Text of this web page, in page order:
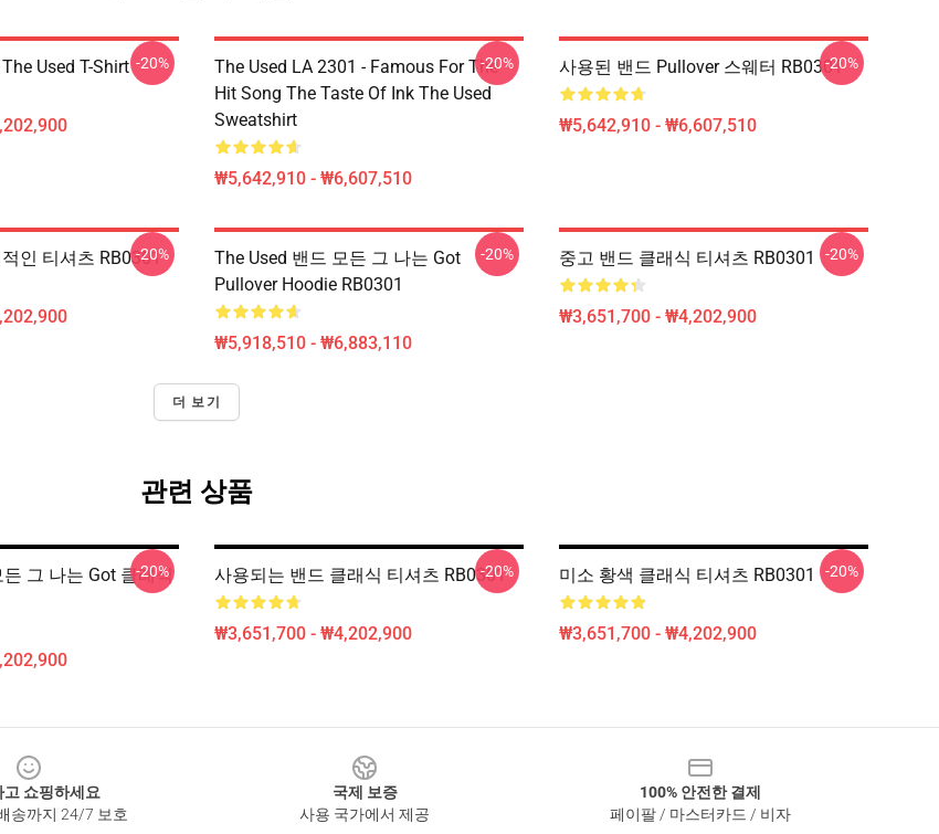
Used T-Shirt -20%
The Used LA 2301 - Famous For The
Hit Song The Taste Of Ink The Used
Sweatshirt
₩5,642,910 - ₩6,607,510
-20% 사용된 밴드 Pullover 스웨터 RB0301
₩5,642,910 - ₩6,607,510
-20%
인 티셔츠 RB0301
-20%
The Used 밴드 모든 그 나는 Got
Pullover Hoodie RB0301
₩5,918,510 - ₩6,883,110
-20% 중고 밴드 클래식 티셔츠 RB0301
₩3,651,700 - ₩4,202,900
-20%
더 보기
관련 상품
그 나는 Got 클래식
-20% 사용되는 밴드 클래식 티셔츠 RB0301
₩3,651,700 - ₩4,202,900
-20% 미소 황색 클래식 티셔츠 RB0301
₩3,651,700 - ₩4,202,900
-20%
고 쇼핑하세요
송까지 24/7 보호
국제 보증
사용 국가에서 제공
100% 안전한 결제
페이팔 / 마스터카드 / 비자